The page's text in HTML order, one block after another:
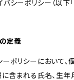
シーポリシー（以下
定義
ーポリシーにおいて
に含まれる氏名、生